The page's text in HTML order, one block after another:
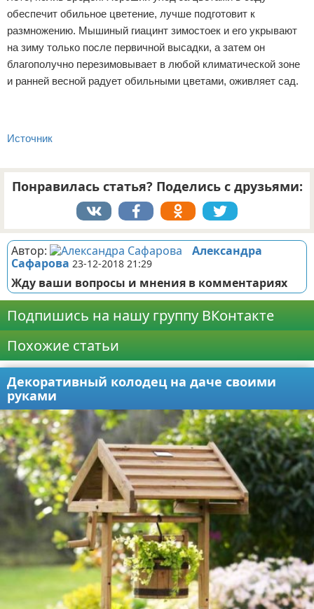
обеспечит обильное цветение, лучше подготовит к
размножению. Мышиный гиацинт зимостоек и его укрывают
на зиму только после первичной высадки, а затем он
благополучно перезимовывает в любой климатической зоне
и ранней весной радует обильными цветами, оживляет сад.
Источник
Понравилась статья? Поделись с друзьями:
Автор:
Александра
Сафарова 23-12-2018 21:29
Жду ваши вопросы и мнения в комментариях
Подпишись на нашу группу ВКонтакте
Похожие статьи
Декоративный колодец на даче своими
руками